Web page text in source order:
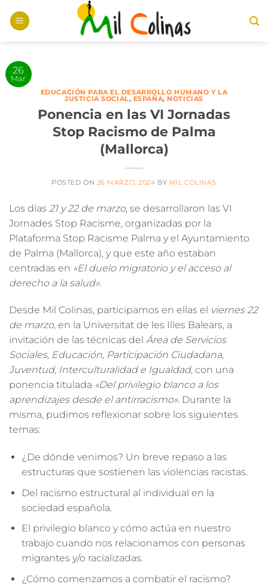
26
Mar
EDUCACIÓN PARA EL DESARROLLO HUMANO Y LA
JUSTICIA SOCIAL, ESPAÑA, NOTICIAS
Ponencia en las VI Jornadas
Stop Racismo de Palma
(Mallorca)
POSTED ON 26 MARZO, 2024 BY MIL COLINAS
Los días 21 y 22 de marzo, se desarrollaron las VI
Jornades Stop Racisme, organizadas por la
Plataforma Stop Racisme Palma y el Ayuntamiento
de Palma (Mallorca), y que este año estaban
centradas en «El duelo migratorio y el acceso al
derecho a la salud».
Desde Mil Colinas, participamos en ellas el viernes 22
de marzo, en la Universitat de les Illes Balears, a
invitación de las técnicas del Área de Servicios
Sociales, Educación, Participación Ciudadana,
Juventud, Interculturalidad e Igualdad, con una
ponencia titulada «Del privilegio blanco a los
aprendizajes desde el antirracismo». Durante la
misma, pudimos reflexionar sobre los siguientes
temas:
¿De dónde venimos? Un breve repaso a las
estructuras que sostienen las violencias racistas.
Del racismo estructural al individual en la
sociedad española.
El privilegio blanco y cómo actúa en nuestro
trabajo cuando nos relacionamos con personas
migrantes y/o racializadas.
¿Cómo comenzamos a combatir el racismo?